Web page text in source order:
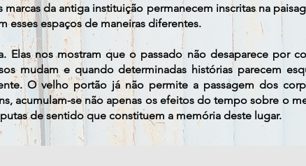
da antiga instituição permanecem inscritas na
esses espaços de maneiras diferentes.
Elas nos mostram que o passado não desaparece por
mudam e quando determinadas histórias parecem
O velho portão já não permite a passagem dos
acumulam-se não apenas os efeitos do tempo sobre o
de sentido que constituem a memória deste lugar.